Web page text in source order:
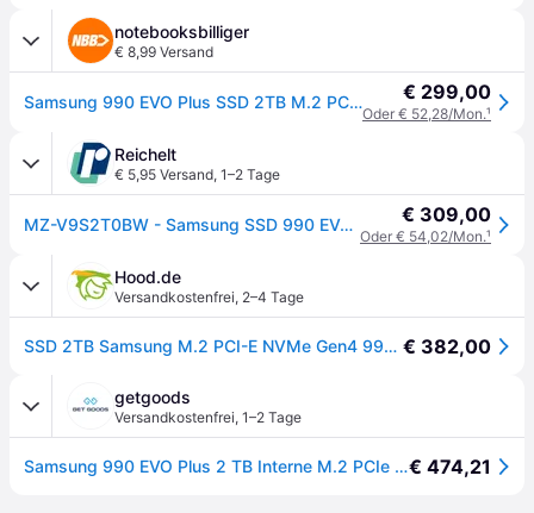
notebooksbilliger
€ 8,99 Versand
Samsung 990 EVO Plus SSD 2TB M.2 PCIe Gen4/Gen5 NVMe Internes Solid-State-Module - Nicht spezifiziert € 299,00
Oder € 52,28/Mon.¹
Reichelt
€ 5,95 Versand, 1–2 Tage
MZ-V9S2T0BW - Samsung SSD 990 EVO Plus 2TB, M.2 NVMe € 309,00
Oder € 54,02/Mon.¹
Hood.de
Versandkostenfrei, 2–4 Tage
SSD 2TB Samsung M.2 PCI-E NVMe Gen4 990 EVO Plus retail € 382,00
getgoods
Versandkostenfrei, 1–2 Tage
Samsung 990 EVO Plus 2 TB Interne M.2 PCIe NVMe SSD 2280 M.2 NVMe PCIe 4.0 x4, M.2 NVMe PCIe 5.0 x2€ 474,21